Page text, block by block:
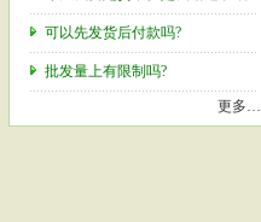
可以先发货后付款吗?
批发量上有限制吗?
更多…